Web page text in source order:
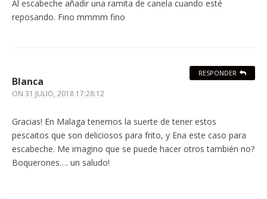
Al escabeche añadir una ramita de canela cuando esté
reposando. Fino mmmm fino
Blanca
ON 31 JULIO, 2018 17:28:12
Gracias! En Malaga tenemos la suerte de tener estos
pescaitos que son deliciosos para frito, y Ena este caso para
escabeche. Me imagino que se puede hacer otros también no?
Boquerones…. un saludo!
RESPONDER